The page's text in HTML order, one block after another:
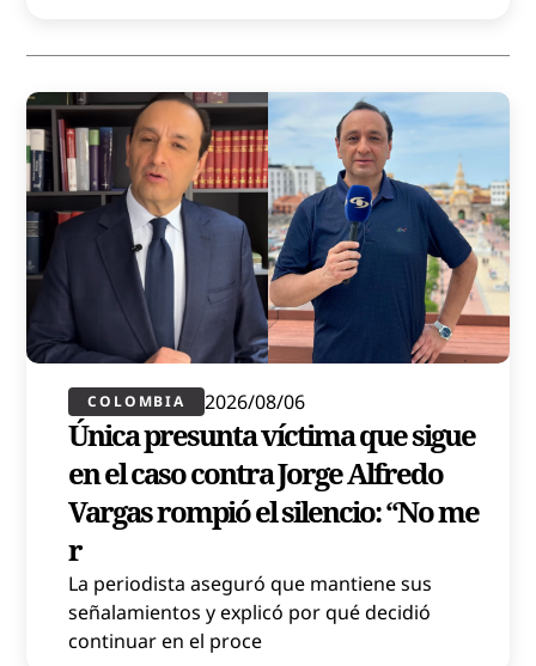
COLOMBIA 2026/08/06
Única presunta víctima que sigue
en el caso contra Jorge Alfredo
Vargas rompió el silencio: “No me
r
La periodista aseguró que mantiene sus
señalamientos y explicó por qué decidió
continuar en el proce